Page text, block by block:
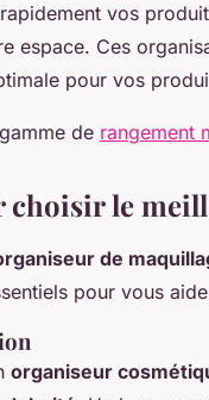
vos
espace. Ces
pour vos
de rangement
choisir le
de
pour vous
organiseur